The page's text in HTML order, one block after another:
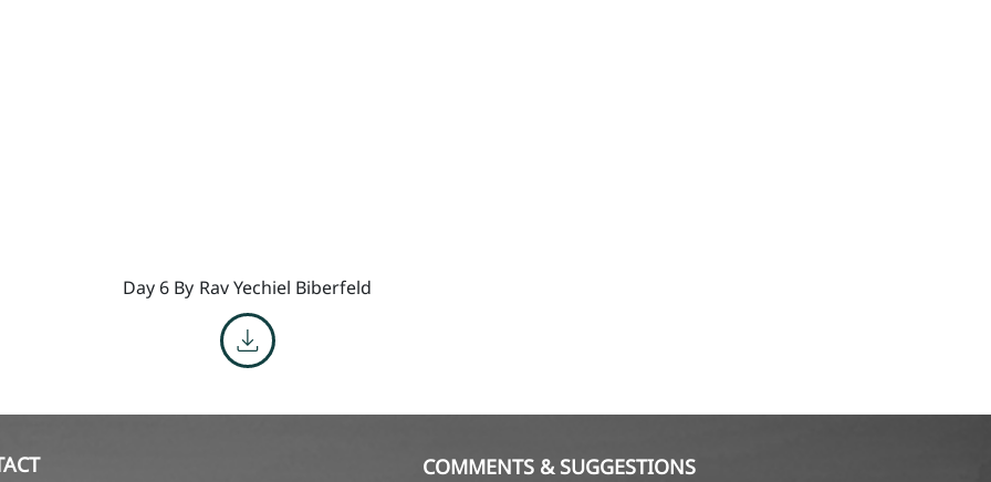
Day 6 By Rav Yechiel Biberfeld
COMMENTS & SUGGESTIONS